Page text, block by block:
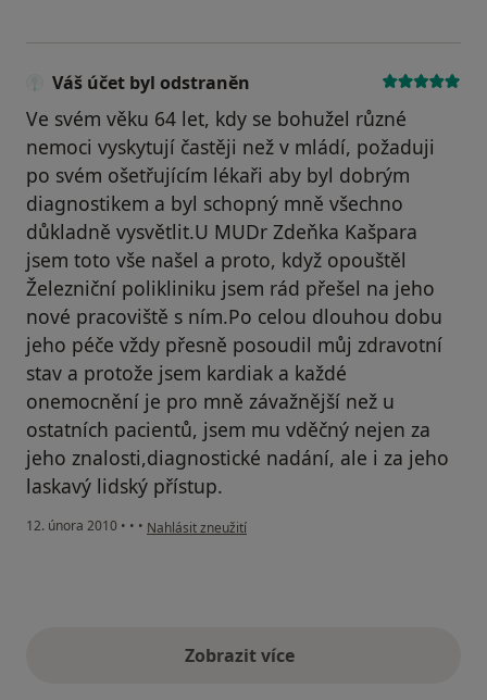
Váš účet byl odstraněn
Ve svém věku 64 let, kdy se bohužel různé
nemoci vyskytují častěji než v mládí, požaduji
po svém ošetřujícím lékaři aby byl dobrým
diagnostikem a byl schopný mně všechno
důkladně vysvětlit.U MUDr Zdeňka Kašpara
jsem toto vše našel a proto, když opouštěl
Železniční polikliniku jsem rád přešel na jeho
nové pracoviště s ním.Po celou dlouhou dobu
jeho péče vždy přesně posoudil můj zdravotní
stav a protože jsem kardiak a každé
onemocnění je pro mně závažnější než u
ostatních pacientů, jsem mu vděčný nejen za
jeho znalosti,diagnostické nadání, ale i za jeho
laskavý lidský přístup.
12. února 2010 • • • podle názoru uživatele Váš účet byl odstraněn
Nahlásit zneužití
Zobrazit vícevýše uvedené názory